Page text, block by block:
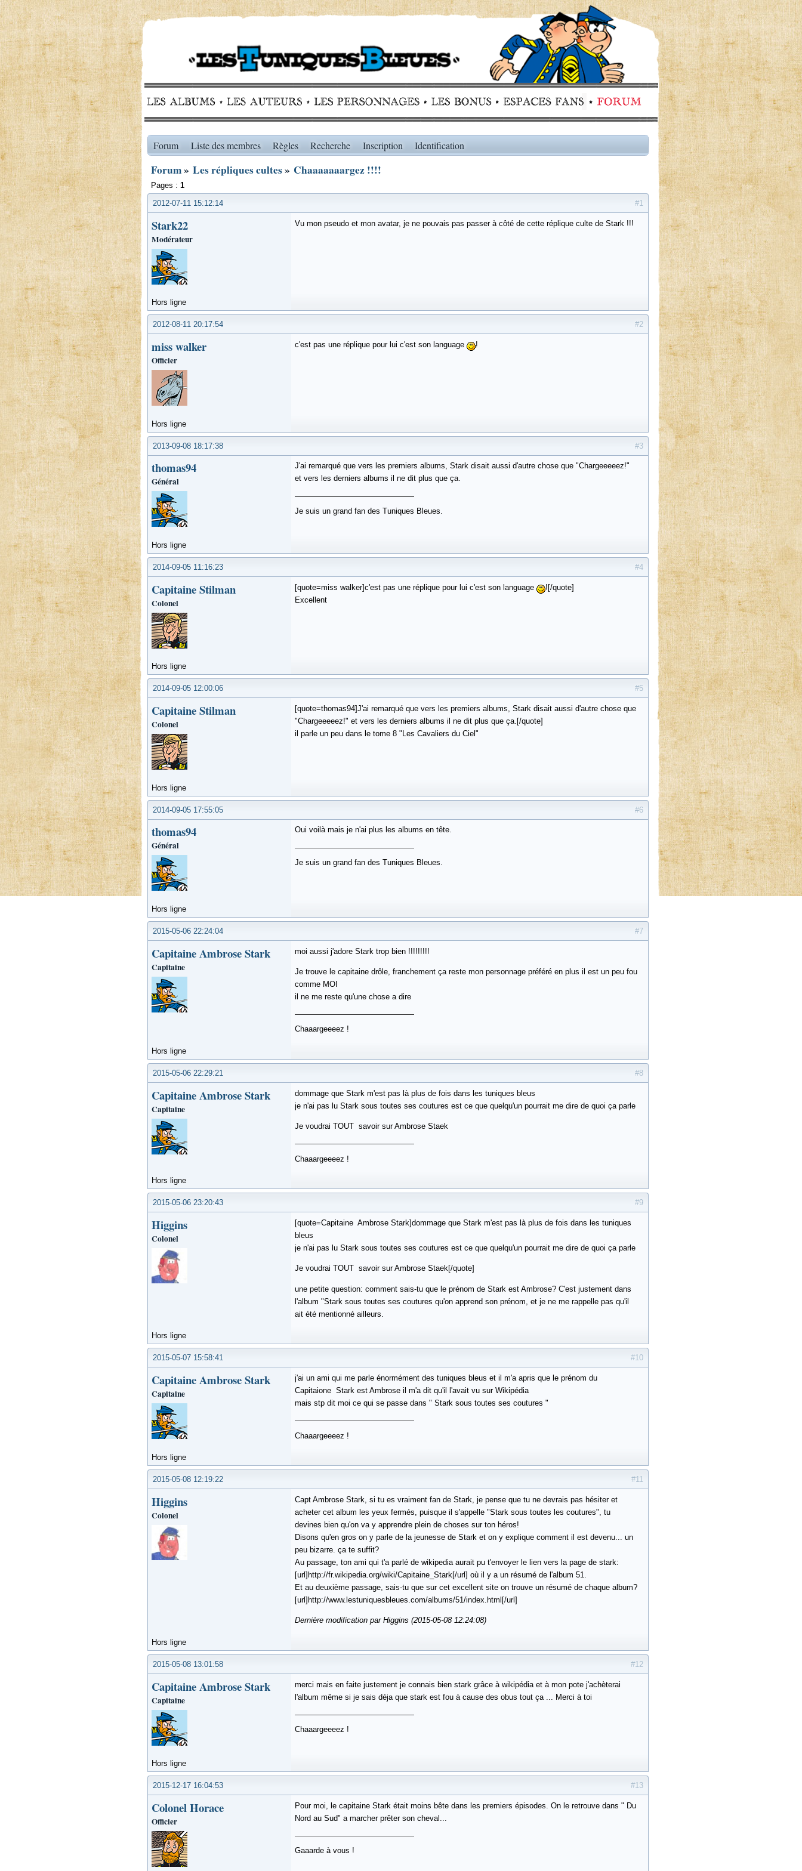
Forum Liste des membres Règles Recherche Inscription Identification
Forum» Les répliques cultes» Chaaaaaaargez !!!!
Pages : 1
#1
2012-07-11 15:12:14
Stark22
Modérateur
Vu mon pseudo et mon avatar, je ne pouvais pas passer à côté de cette réplique culte de Stark !!!
Hors ligne
#2
2012-08-11 20:17:54
miss walker
Officier
c'est pas une réplique pour lui c'est son language !
Hors ligne
#3
2013-09-08 18:17:38
thomas94
Général
J'ai remarqué que vers les premiers albums, Stark disait aussi d'autre chose que "Chargeeeeez!"
et vers les derniers albums il ne dit plus que ça.
Je suis un grand fan des Tuniques Bleues.
Hors ligne
#4
2014-09-05 11:16:23
Capitaine Stilman
Colonel
[quote=miss walker]c'est pas une réplique pour lui c'est son language
![/quote]
Excellent
Hors ligne
#5
2014-09-05 12:00:06
Capitaine Stilman
Colonel
[quote=thomas94]J'ai remarqué que vers les premiers albums, Stark disait aussi d'autre chose que
"Chargeeeeez!" et vers les derniers albums il ne dit plus que ça.[/quote]
il parle un peu dans le tome 8 "Les Cavaliers du Ciel"
Hors ligne
#6
2014-09-05 17:55:05
thomas94
Général
Oui voilà mais je n'ai plus les albums en tête.
Je suis un grand fan des Tuniques Bleues.
Hors ligne
#7
2015-05-06 22:24:04
Capitaine Ambrose Stark
Capitaine
moi aussi j'adore Stark trop bien !!!!!!!!!
Je trouve le capitaine drôle, franchement ça reste mon personnage préféré en plus il est un peu fou
comme MOI
il ne me reste qu'une chose a dire
Chaaargeeeez !
Hors ligne
#8
2015-05-06 22:29:21
Capitaine Ambrose Stark
Capitaine
dommage que Stark m'est pas là plus de fois dans les tuniques bleus
je n'ai pas lu Stark sous toutes ses coutures est ce que quelqu'un pourrait me dire de quoi ça parle
Je voudrai TOUT savoir sur Ambrose Staek
Chaaargeeeez !
Hors ligne
#9
2015-05-06 23:20:43
Higgins
Colonel
[quote=Capitaine Ambrose Stark]dommage que Stark m'est pas là plus de fois dans les tuniques
bleus
je n'ai pas lu Stark sous toutes ses coutures est ce que quelqu'un pourrait me dire de quoi ça parle
Je voudrai TOUT savoir sur Ambrose Staek[/quote]
une petite question: comment sais-tu que le prénom de Stark est Ambrose? C'est justement dans
l'album "Stark sous toutes ses coutures qu'on apprend son prénom, et je ne me rappelle pas qu'il
ait été mentionné ailleurs.
Hors ligne
#10
2015-05-07 15:58:41
Capitaine Ambrose Stark
Capitaine
j'ai un ami qui me parle énormément des tuniques bleus et il m'a apris que le prénom du
Capitaione Stark est Ambrose il m'a dit qu'il l'avait vu sur Wikipédia
mais stp dit moi ce qui se passe dans " Stark sous toutes ses coutures "
Chaaargeeeez !
Hors ligne
#11
2015-05-08 12:19:22
Higgins
Colonel
Capt Ambrose Stark, si tu es vraiment fan de Stark, je pense que tu ne devrais pas hésiter et
acheter cet album les yeux fermés, puisque il s'appelle "Stark sous toutes les coutures", tu
devines bien qu'on va y apprendre plein de choses sur ton héros!
Disons qu'en gros on y parle de la jeunesse de Stark et on y explique comment il est devenu... un
peu bizarre. ça te suffit?
Au passage, ton ami qui t'a parlé de wikipedia aurait pu t'envoyer le lien vers la page de stark:
[url]http://fr.wikipedia.org/wiki/Capitaine_Stark[/url] où il y a un résumé de l'album 51.
Et au deuxième passage, sais-tu que sur cet excellent site on trouve un résumé de chaque album?
[url]http://www.lestuniquesbleues.com/albums/51/index.html[/url]
Dernière modification par Higgins (2015-05-08 12:24:08)
Hors ligne
#12
2015-05-08 13:01:58
Capitaine Ambrose Stark
Capitaine
merci mais en faite justement je connais bien stark grâce à wikipédia et à mon pote j'achèterai
l'album même si je sais déja que stark est fou à cause des obus tout ça ... Merci à toi
Chaaargeeeez !
Hors ligne
#13
2015-12-17 16:04:53
Colonel Horace
Officier
Pour moi, le capitaine Stark était moins bête dans les premiers épisodes. On le retrouve dans " Du
Nord au Sud" a marcher prêter son cheval...
Gaaarde à vous !